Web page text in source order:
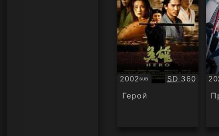
2002SUB
Субтитри Качество:
SD 360
Герой